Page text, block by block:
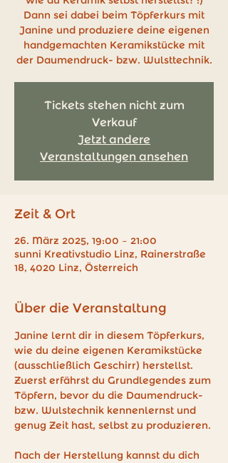
Dann sei dabei beim Töpferkurs mit
Janine und produziere deine eigenen
handgemachten Keramikstücke mit
der Daumendruck- bzw. Wulsttechnik.
Tickets stehen nicht zum
Verkauf
Jetzt andere
Veranstaltungen ansehen
Zeit & Ort
26. März 2025, 19:00 – 21:00
sunni Kreativstudio Linz, Rainerstraße
18, 4020 Linz, Österreich
Über die Veranstaltung
Janine lernt dir in diesem Töpferkurs,
wie du deine eigenen Keramikstücke
(ausschließlich Geschirr) herstellst.
Zuerst erfährst du Grundlegendes zum
Töpfern, bevor du die Daumendruck-
bzw. Wulstechnik kennenlernst und
genug Zeit hast, selbst zu produzieren.
Nach der Herstellung kannst du dich